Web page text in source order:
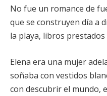
No fue un romance de
que se construyen día a
la playa, libros prestados
Elena era una mujer
soñaba con vestidos
con descubrir el mundo,